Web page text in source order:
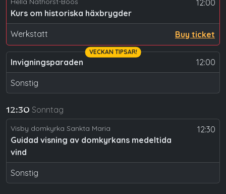
12:00
Kurs om historiska häxbrygder
Werkstatt Buy ticket
12:00
Invigningsparaden
Sonstig
VECKAN TIPSAR!
12:30 Sonntag
12:30
Visby domkyrka Sankta Maria
Guidad visning av domkyrkans medeltida
vind
Sonstig